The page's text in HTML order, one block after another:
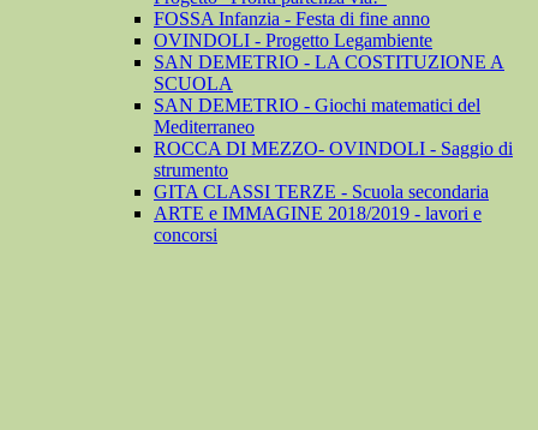
FOSSA Infanzia - Festa di fine anno
OVINDOLI - Progetto Legambiente
SAN DEMETRIO - LA COSTITUZIONE A
SCUOLA
SAN DEMETRIO - Giochi matematici del
Mediterraneo
ROCCA DI MEZZO- OVINDOLI - Saggio di
strumento
GITA CLASSI TERZE - Scuola secondaria
ARTE e IMMAGINE 2018/2019 - lavori e
concorsi